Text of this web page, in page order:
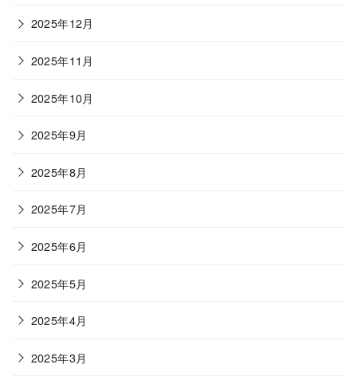
2025年12月
2025年11月
2025年10月
2025年9月
2025年8月
2025年7月
2025年6月
2025年5月
2025年4月
2025年3月